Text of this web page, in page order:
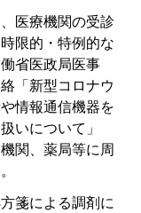
医療機関の受診
限的・特例的な
省医政局医事
「新型コロナウ
情報通信機器を
いについて」
関、薬局等に周
箋による調剤に